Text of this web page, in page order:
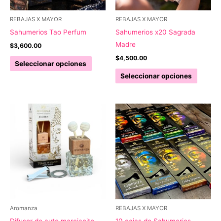
en
producto
en
REBAJAS X MAYOR
Sahumerios Tao Perfum
$3,600.00
Seleccionar opciones
Este
producto
variantes.
opciones
pueden
elegir
de
REBAJAS X MAYOR
Sahumerios x20 Sagrada
Madre
$4,500.00
Seleccionar opciones
Este
Las
se
pueden
elegir
en
Aromanza REBAJAS X MAYOR